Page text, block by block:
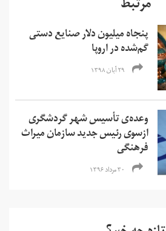
پنجاه میلیون دلار صنایع دستی
گم‌شده در اروپا
۲۹ آبان ۱۳۹۸
وعده‌ی تأسیس شهر گردشگری
ازسوی رئیس جدید سازمان میراث
فرهنگی
۳۰ مرداد ۱۳۹۶